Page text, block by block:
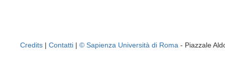
Credits | Contatti | © Sapienza Università di Roma - Piazzale